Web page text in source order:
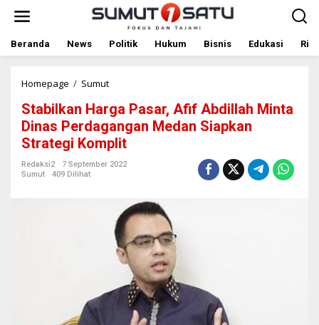
t
Beranda News Politik Hukum Bisnis Edukasi
Homepage / Sumut
a
b
i
l
k
s
Stabilkan Harga Pasar, Afif Abdillah Minta
Dinas Perdagangan Medan Siapkan
Strategi Komplit
Redaksi2
7 September 2022
Sumut
409 Dilihat